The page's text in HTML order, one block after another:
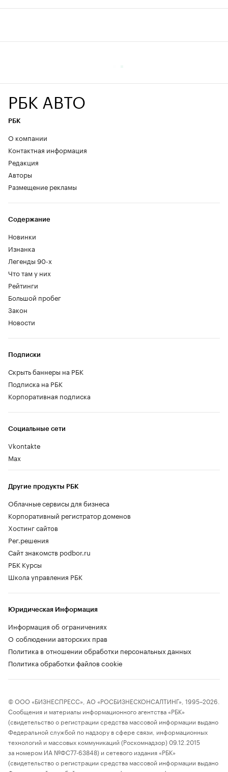
РБК АВТО
РБК
О компании
Контактная информация
Редакция
Авторы
Размещение рекламы
Содержание
Новинки
Изнанка
Легенды 90-х
Что там у них
Рейтинги
Большой пробег
Закон
Новости
Социальные сети
Vkontakte
Max
Другие продукты РБК
Облачные сервисы для бизнеса
Корпоративный регистратор доменов
Хостинг сайтов
Рег.решения
Сайт знакомств podbor.ru
РБК Курсы
Школа управления РБК
Подписки
Скрыть баннеры на РБК
Подписка на РБК
Корпоративная подписка
Юридическая Информация
Информация об ограничениях
О соблюдении авторских прав
Политика в отношении обработки персональных данных
Политика обработки файлов cookie
© ООО «БИЗНЕСПРЕСС», АО «РОСБИЗНЕСКОНСАЛТИНГ», 1995–2026.
Сообщения и материалы информационного агентства «РБК»
(свидетельство о регистрации средства массовой информации выдано
Федеральной службой по надзору в сфере связи, информационных
технологий и массовых коммуникаций (Роскомнадзор) 09.12.2015
за номером ИА №ФС77-63848) и сетевого издания «РБК»
(свидетельство о регистрации средства массовой информации выдано